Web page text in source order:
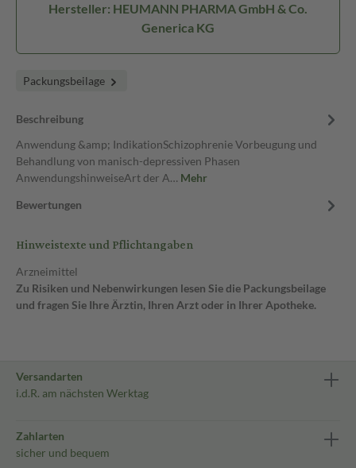
Hersteller: HEUMANN PHARMA GmbH & Co.
Generica KG
Packungsbeilage
Beschreibung
Anwendung &amp; IndikationSchizophrenie Vorbeugung und
Behandlung von manisch-depressiven Phasen
AnwendungshinweiseArt der A… Mehr
Bewertungen
Hinweistexte und Pflichtangaben
Arzneimittel
Zu Risiken und Nebenwirkungen lesen Sie die Packungsbeilage
und fragen Sie Ihre Ärztin, Ihren Arzt oder in Ihrer Apotheke.
Versandarten
i.d.R. am nächsten Werktag
Zahlarten
sicher und bequem